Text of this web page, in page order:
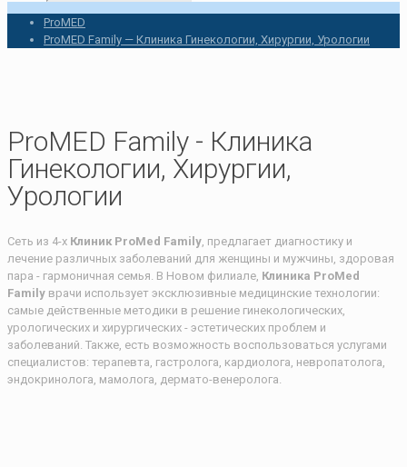
ProMED
ProMED Family — Клиника Гинекологии, Хирургии, Урологии
ProMED Family - Клиника
Гинекологии, Хирургии,
Урологии
Сеть из 4-х Клиник ProMed Family , предлагает диагностику и
лечение различных заболеваний для женщины и мужчины, здоровая
пара - гармоничная семья. В Новом филиале, Клиника ProMed
Family врачи использует эксклюзивные медицинские технологии:
самые действенные методики в решение гинекологических,
урологических и хирургических - эстетических проблем и
заболеваний. Также, есть возможность воспользоваться услугами
специалистов: терапевта, гастролога, кардиолога, невропатолога,
эндокринолога, мамолога, дермато-венеролога.